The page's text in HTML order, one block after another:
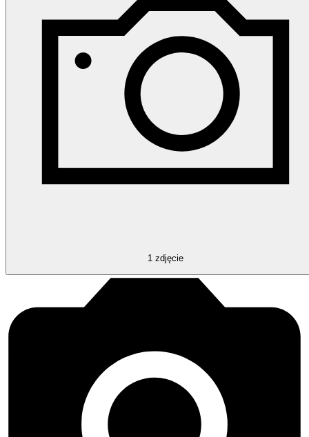
1 zdjęcie